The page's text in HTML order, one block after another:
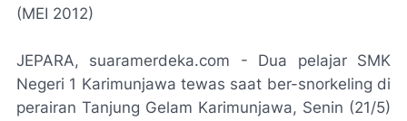
(MEI 2012)
JEPARA, suaramerdeka.com - Dua pelajar SMK
Negeri 1 Karimunjawa tewas saat ber-snorkeling di
perairan Tanjung Gelam Karimunjawa, Senin (21/5)